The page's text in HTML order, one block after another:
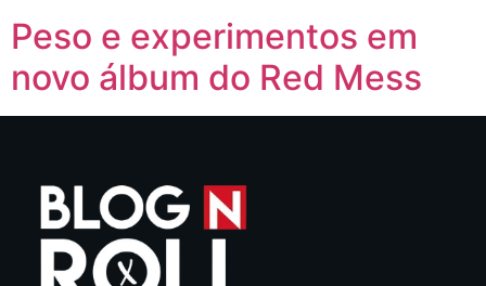
Peso e experimentos em
novo álbum do Red Mess